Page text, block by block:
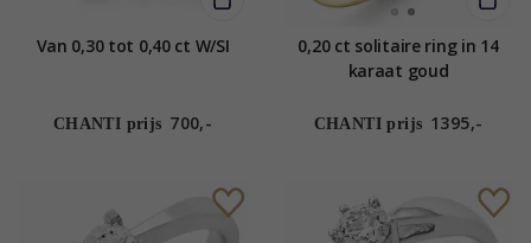
Van 0,30 tot 0,40 ct W/SI
CHANTI prijs 700,-
0,20 ct solitaire ring in 14
karaat goud
CHANTI prijs 1395,-